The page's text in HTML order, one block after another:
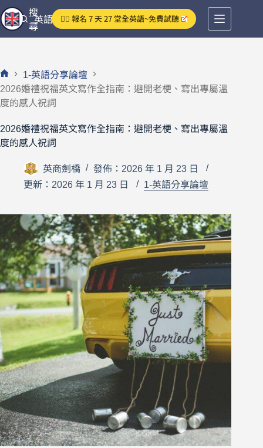
跳
至
主
容
英語分享論壇
搜
尋
👉🏻 報名 7 天 27 堂全英語~免費試聽
首
頁
1-英語分享論壇
2026婚禮祝福英文寫作全指南：避開老梗、寫出專屬溫
度的感人祝詞
2026婚禮祝福英文寫作全指南：避開老梗、寫出專屬溫
度的感人祝詞
英商劍橋
發佈：2026 年 1 月 23 日
更新：2026 年 1 月 23 日
1-英語分享論壇